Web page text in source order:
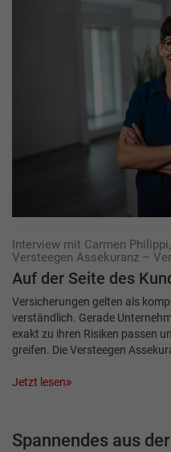
Interview mit Carmen
Versteegen Assekuranz –
Auf der Seite des
Versicherungen gelten als
verständlich. Gerade
exakt zu ihren Risiken passen
greifen. Die Versteegen
Jetzt lesen
Spannendes aus